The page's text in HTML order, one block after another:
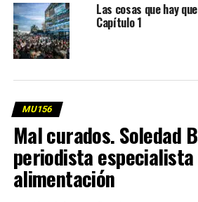
Las cosas que hay
Capítulo 1
MU156
Mal curados. Soledad
periodista especialista
alimentación